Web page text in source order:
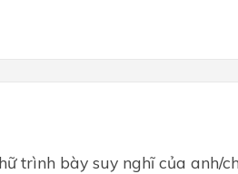
trình bày suy nghĩ của anh/